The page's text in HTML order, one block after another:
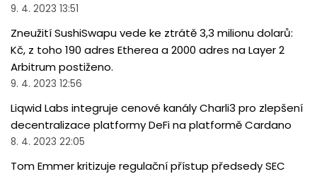
9. 4. 2023 13:51
Zneužití SushiSwapu vede ke ztrátě 3,3 milionu dolarů:
Kč, z toho 190 adres Etherea a 2000 adres na Layer 2
Arbitrum postiženo.
9. 4. 2023 12:56
Liqwid Labs integruje cenové kanály Charli3 pro zlepšení
decentralizace platformy DeFi na platformě Cardano
8. 4. 2023 22:05
Tom Emmer kritizuje regulační přístup předsedy SEC